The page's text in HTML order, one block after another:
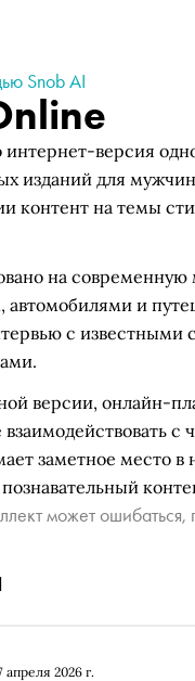
Snob AI
версия
изданий для
контент на темы
на
автомобилями и
с известными
версии, онлайн-
заметное место
может ошибаться,
апреля 2026 г.